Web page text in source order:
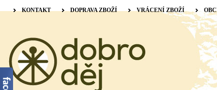
KONTAKT DOPRAVA ZBOŽÍ VRÁCENÍ ZBOŽÍ